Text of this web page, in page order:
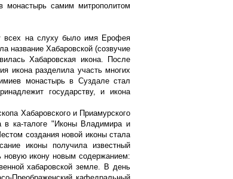
монастырь самим митрополитом
всех на слуху было имя Ерофея
название Хабаровской (созвучие
Хабаровская икона. После
икона разделила участь многих
монастырь в Суздале стал
государству, и икона
Хабаровского и Приамурского
в ка-талоге "Иконы Владимира и
создания новой иконы стала
иконы получила известный
новую икону новым содержанием:
хабаровской земле. В день